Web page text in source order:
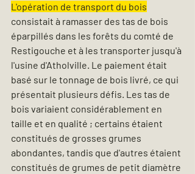
L'opération de transport du bois
consistait à ramasser des tas de bois
éparpillés dans les forêts du comté de
Restigouche et à les transporter jusqu'à
l'usine d'Atholville. Le paiement était
basé sur le tonnage de bois livré, ce qui
présentait plusieurs défis. Les tas de
bois variaient considérablement en
taille et en qualité ; certains étaient
constitués de grosses grumes
abondantes, tandis que d'autres étaient
constitués de grumes de petit diamètre